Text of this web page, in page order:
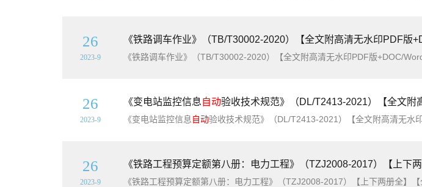
26
2023-9
《铁路调车作业》（TB/T30002-2020）【全文附高清无水印PDF版
26
2023-9
《变电站监控信息自动验收技术规范》（DL/T2413-2021）【全文附
《变电站监控信息 自动验收技术规范》（DL/T2413-2021）【全文附高清无水印PDF+DOC/Word版下载】英文名称：
26
2023-9
《铁路工程预算定额第八册：电力工程》（TZJ2008-2017）【上下两册